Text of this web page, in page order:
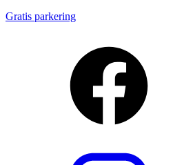
Gratis parkering